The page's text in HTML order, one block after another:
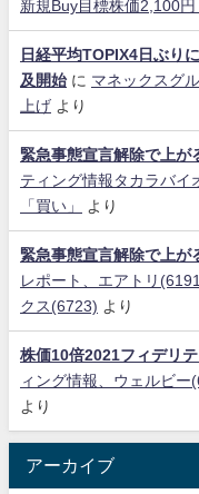
新規Buy目標株価2,100
日経平均TOPIX4日ぶり
及開始に マネックスグ
上げ より
緊急事態宣言解除で上が
ティング情報タカラバイ
「買い」
より
緊急事態宣言解除で上が
レポート、エアトリ
クス(6723) より
株価10倍2021フィデリ
ィング情報、ウェルビー
より
アーカイブ